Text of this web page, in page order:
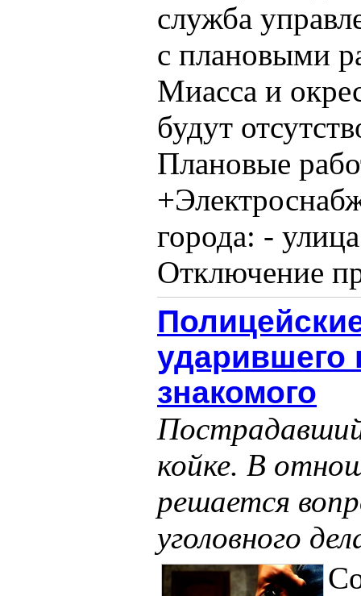
служба
с плановыми
Миасса и
будут
Плановые
города: -
Отключение
ударившего
знакомого
Пострадавший
койке. В
решается
уголовного